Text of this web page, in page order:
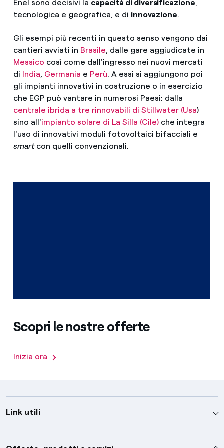
Enel sono decisivi la capacità di diversificazione,
tecnologica e geografica, e di innovazione.
Gli esempi più recenti in questo senso vengono dai
cantieri avviati in Brasile, dalle gare aggiudicate in
Messico così come dall'ingresso nei nuovi mercati
di India, Germania e Perù. A essi si aggiungono poi
gli impianti innovativi in costruzione o in esercizio
che EGP può vantare in numerosi Paesi: dalla
centrale ibrida a tre rinnovabili di Stillwater (Usa)
sino all'impianto solare di La Silla (Cile)che integra
l'uso di innovativi moduli fotovoltaici bifacciali e
smartcon quelli convenzionali.
Scopri le nostre offerte
Inizia ora
Link utili
Assistenza